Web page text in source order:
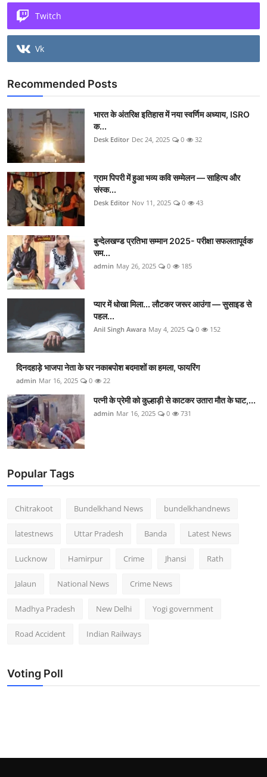
Twitch
Vk
Recommended Posts
भारत के अंतरिक्ष इतिहास में नया स्वर्णिम अध्याय, ISRO
क...
Desk Editor Dec 24, 2025 0 32
ग्राम पिपरी में हुआ भव्य कवि सम्मेलन — साहित्य और
संस्क...
Desk Editor Nov 11, 2025 0 43
बुन्देलखण्ड प्रतिभा सम्मान 2025- परीक्षा सफलतापूर्वक
सम...
admin May 26, 2025 0 185
प्यार में धोखा मिला... लौटकर जरूर आउंगा — सुसाइड से
पहल...
Anil Singh Awara May 4, 2025 0 152
दिनदहाड़े भाजपा नेता के घर नकाबपोश बदमाशों का हमला, फायरिंग
admin Mar 16, 2025 0 22
पत्नी के प्रेमी को कुल्हाड़ी से काटकर उतारा मौत के घाट,...
admin Mar 16, 2025 0 731
Popular Tags
Chitrakoot Bundelkhand News bundelkhandnews
latestnews Uttar Pradesh Banda Latest News
Lucknow Hamirpur Crime Jhansi Rath
Jalaun National News Crime News
Madhya Pradesh New Delhi Yogi government
Road Accident Indian Railways
Voting Poll